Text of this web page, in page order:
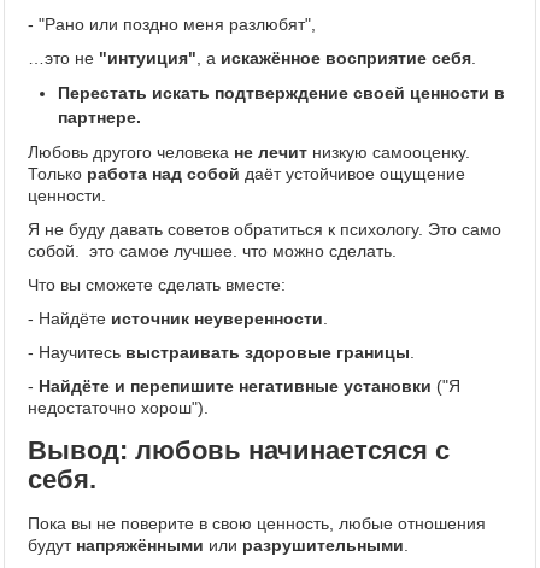
- "Рано или поздно меня разлюбят",
…это не "интуиция" , а искажённое восприятие себя
Перестать искать подтверждение своей ценности в
партнере.
Любовь другого человека не лечит низкую самооценку.
Только работа над собой даёт устойчивое ощущение
ценности.
Я не буду давать советов обратиться к психологу. Это само
собой. это самое лучшее. что можно сделать.
Что вы сможете сделать вместе:
- Найдёте источник неуверенности
- Научитесь выстраивать здоровые границы
- Найдёте и перепишите негативные установки ("Я
недостаточно хорош").
Вывод: любовь начинаетсяся с
себя.
Пока вы не поверите в свою ценность, любые отношения
будут напряжёнными или разрушительными